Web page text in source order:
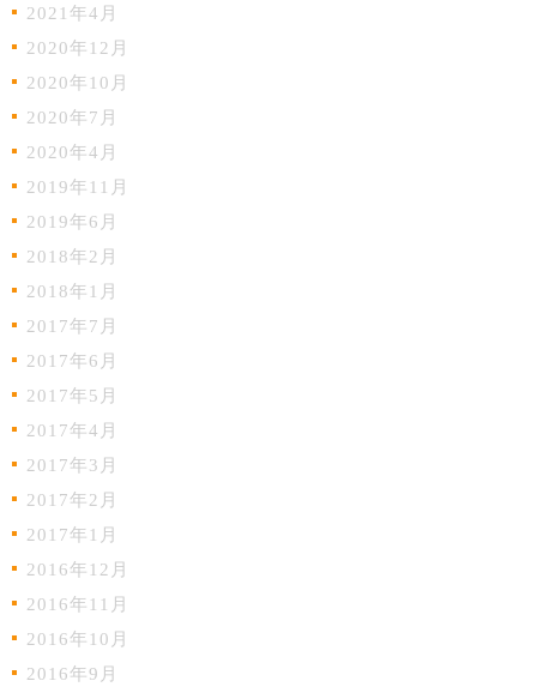
2021年4月
2020年12月
2020年10月
2020年7月
2020年4月
2019年11月
2019年6月
2018年2月
2018年1月
2017年7月
2017年6月
2017年5月
2017年4月
2017年3月
2017年2月
2017年1月
2016年12月
2016年11月
2016年10月
2016年9月